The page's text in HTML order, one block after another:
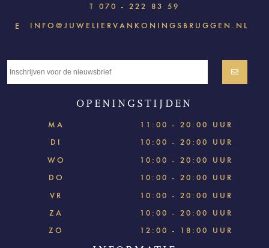
T 070 - 222 83 59
E INFO@JUWELIERVANKONINGSBRUGGEN.NL
OPENINGSTIJDEN
MA
11:00 - 20:00 UUR
DI
10:00 - 20:00 UUR
WO
10:00 - 20:00 UUR
DO
10:00 - 20:00 UUR
VR
10:00 - 20:00 UUR
ZA
10:00 - 20:00 UUR
ZO
12:00 - 18:00 UUR